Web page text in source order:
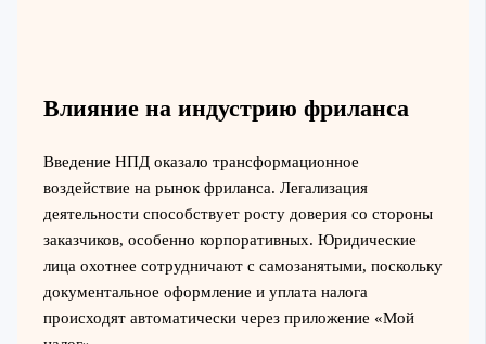
Влияние на индустрию фриланса
Введение НПД оказало трансформационное
воздействие на рынок фриланса. Легализация
деятельности способствует росту доверия со стороны
заказчиков, особенно корпоративных. Юридические
лица охотнее сотрудничают с самозанятыми, поскольку
документальное оформление и уплата налога
происходят автоматически через приложение «Мой